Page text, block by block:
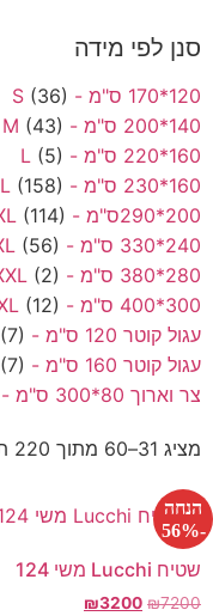
סנן לפי מידה
120*170 ס"מ - S
(36)
140*200 ס"מ - M
(43)
160*220 ס"מ - L
(5)
160*230 ס"מ - L
(158)
200*290ס"מ - XL
(114)
240*330 ס"מ - XXL
(56)
280*380 ס"מ - XXL
(2)
300*400 ס"מ - XXXL
(12)
עגול קוטר 120 ס"מ - M
(7)
עגול קוטר 160 ס"מ - L
(7)
צר וארוך 80*300 ס"מ - XL
מציג 31–60 מתוך 220 תוצאות
הנחה
-56%
שטיח Lucchi משי 124
₪7200
₪3200